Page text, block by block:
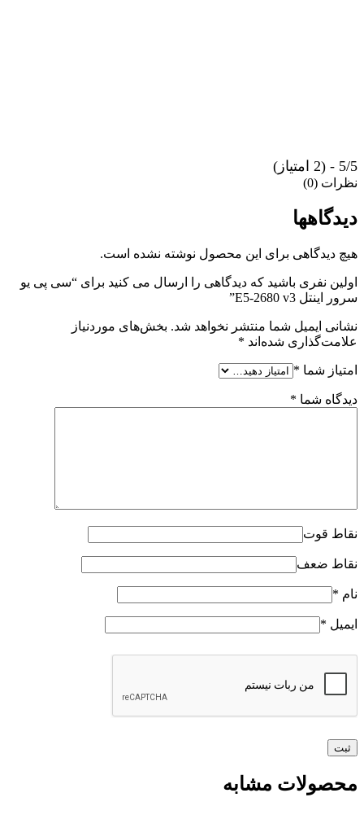
5/5 - (2 امتیاز)
نظرات (0)
دیدگاهها
هیچ دیدگاهی برای این محصول نوشته نشده است.
اولین نفری باشید که دیدگاهی را ارسال می کنید برای “سی پی یو
سرور اینتل E5-2680 v3”
نشانی ایمیل شما منتشر نخواهد شد. بخش‌های موردنیاز
علامت‌گذاری شده‌اند *
امتیاز شما *
دیدگاه شما *
نقاط قوت
نقاط ضعف
نام *
ایمیل *
محصولات مشابه